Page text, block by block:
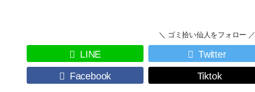
＼ ゴミ拾い仙人をフォロー ／
LINE Twitter
Facebook Tiktok